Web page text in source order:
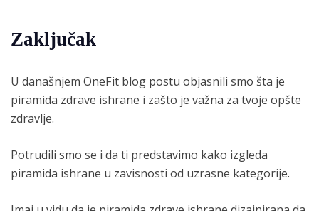
Zaključak
U današnjem OneFit blog postu objasnili smo šta je
piramida zdrave ishrane i zašto je važna za tvoje opšte
zdravlje.
Potrudili smo se i da ti predstavimo kako izgleda
piramida ishrane u zavisnosti od uzrasne kategorije.